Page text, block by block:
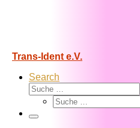
Trans-Ident e.V.
Search
Suche
Suche
Menü